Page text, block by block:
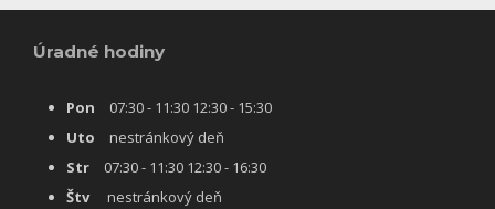
Úradné hodiny
Pon 07:30 - 11:30 12:30 - 15:30
Uto nestránkový deň
Str 07:30 - 11:30 12:30 - 16:30
Štvnestránkový deň